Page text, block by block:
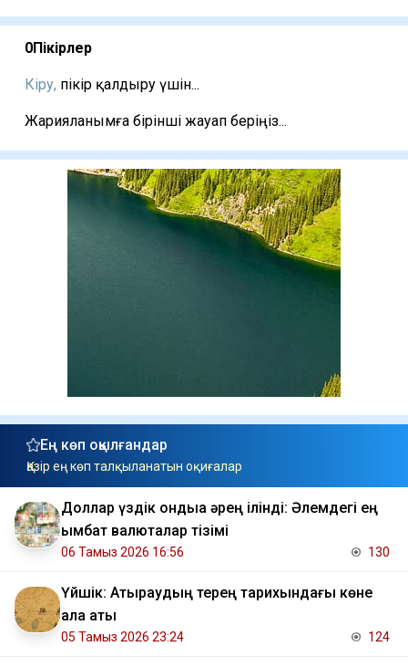
0Пікірлер
Кіру, пікір қалдыру үшін...
Жарияланымға бірінші жауап беріңіз...
Ең көп оқылғандар
Қазір ең көп талқыланатын оқиғалар
Доллар үздік ондыққа әрең ілінді: Әлемдегі ең
қымбат валюталар тізімі
06 Тамыз 2026 16:56 130
Үйшік: Атыраудың терең тарихындағы көне
қала аты
05 Тамыз 2026 23:24 124